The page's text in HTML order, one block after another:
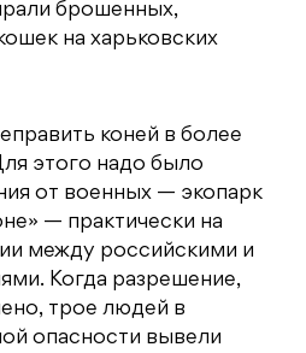
брошенных,
на харьковских
коней в более
этого надо было
от военных — экопарк
— практически на
между российскими и
Когда разрешение,
трое людей в
опасности вывели